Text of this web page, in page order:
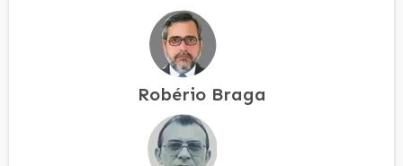
Robério Braga